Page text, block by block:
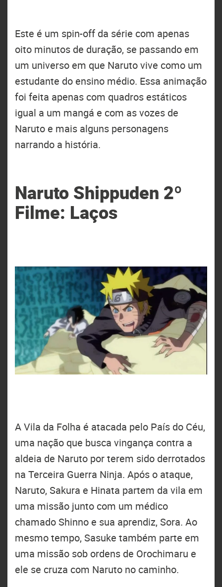
Este é um spin-off da série com apenas
oito minutos de duração, se passando em
um universo em que Naruto vive como um
estudante do ensino médio. Essa animação
foi feita apenas com quadros estáticos
igual a um mangá e com as vozes de
Naruto e mais alguns personagens
narrando a história.
Naruto Shippuden 2º
Filme: Laços
A Vila da Folha é atacada pelo País do Céu,
uma nação que busca vingança contra a
aldeia de Naruto por terem sido derrotados
na Terceira Guerra Ninja. Após o ataque,
Naruto, Sakura e Hinata partem da vila em
uma missão junto com um médico
chamado Shinno e sua aprendiz, Sora. Ao
mesmo tempo, Sasuke também parte em
uma missão sob ordens de Orochimaru e
ele se cruza com Naruto no caminho.